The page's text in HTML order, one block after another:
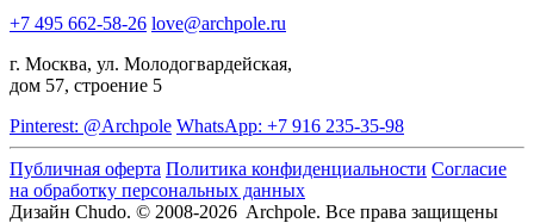
+7 495 662-58-26 love@archpole.ru
г. Москва, ул. Молодогвардейская,
дом 57, строение 5
Pinterest: @Archpole WhatsApp: +7 916 235-35-98
Публичная оферта Политика конфиденциальности Согласие
на обработку персональных данных
Дизайн Chudo. © 2008-2026 Archpole. Все права защищены